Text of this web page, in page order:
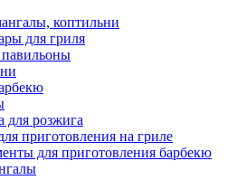
коптильни
для гриля
для розжига
приготовления на гриле
для приготовления барбекю